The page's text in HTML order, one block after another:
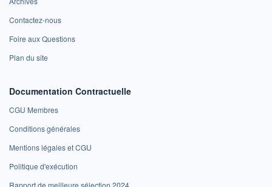
Contactez-nous
Foire aux Questions
Plan du site
Documentation Contractuelle
CGU Membres
Conditions générales
Mentions légales et CGU
Politique d'exécution
Rapport de meilleure sélection 2024